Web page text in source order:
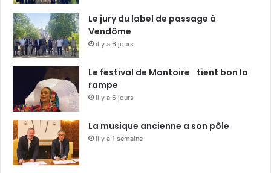
Le jury du label de passage à
Vendôme
il y a 6 jours
Le festival de Montoire tient bon la
rampe
il y a 6 jours
La musique ancienne a son pôle
il y a 1 semaine